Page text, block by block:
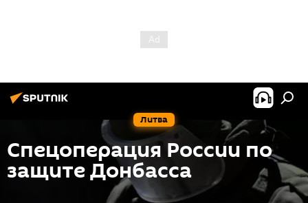
Литва
Спецоперация России по
защите Донбасса